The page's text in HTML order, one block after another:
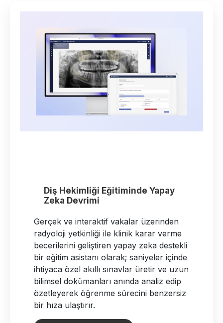
Ortodontide Kusursuz Açı: Yapay
Geleneksel çizim yöntemlerini geride
bırakarak sefalometrik ölçümleri ve
detaylı yumuşak doku yüz analizlerini
yapay zekayla saniyeler içinde milimetrik
hassasiyetle tamamlar; tüm teşhis, tedavi
ve takip sürecinizi tek bir akıllı panelde
birleştirir.